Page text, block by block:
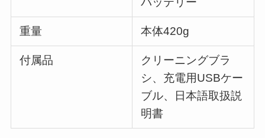
重量 本体420g
付属品
クリーニングブラ
シ、充電用USBケー
ブル、日本語取扱説
明書